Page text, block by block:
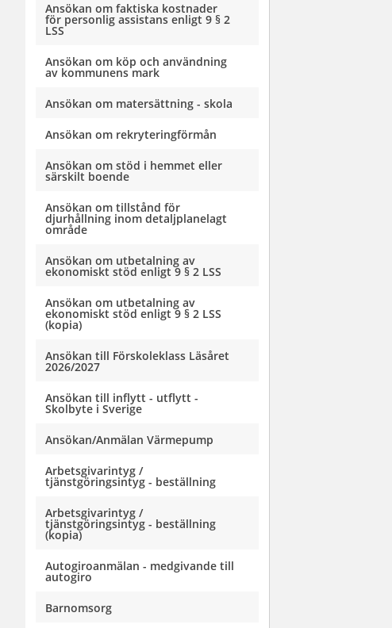
Ansökan om faktiska kostnader
för personlig assistans enligt 9 § 2
LSS
Ansökan om köp och användning
av kommunens mark
Ansökan om matersättning - skola
Ansökan om rekryteringförmån
Ansökan om stöd i hemmet eller
särskilt boende
Ansökan om tillstånd för
djurhållning inom detaljplanelagt
område
Ansökan om utbetalning av
ekonomiskt stöd enligt 9 § 2 LSS
Ansökan om utbetalning av
ekonomiskt stöd enligt 9 § 2 LSS
(kopia)
Ansökan till Förskoleklass Läsåret
2026/2027
Ansökan till inflytt - utflytt -
Skolbyte i Sverige
Ansökan/Anmälan Värmepump
Arbetsgivarintyg /
tjänstgöringsintyg - beställning
Arbetsgivarintyg /
tjänstgöringsintyg - beställning
(kopia)
Autogiroanmälan - medgivande till
autogiro
Barnomsorg